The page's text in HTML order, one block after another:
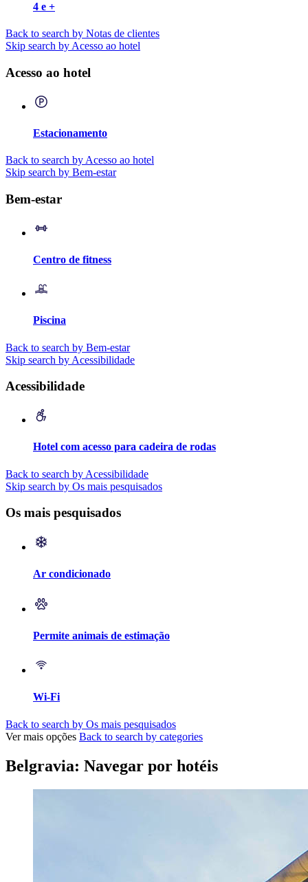
4 e +
Back to search by Notas de clientes
Skip search by Acesso ao hotel
Acesso ao hotel
Estacionamento
Back to search by Acesso ao hotel
Skip search by Bem-estar
Bem-estar
Centro de fitness
Piscina
Back to search by Bem-estar
Skip search by Acessibilidade
Acessibilidade
Hotel com acesso para cadeira de rodas
Back to search by Acessibilidade
Skip search by Os mais pesquisados
Os mais pesquisados
Ar condicionado
Permite animais de estimação
Wi-Fi
Back to search by Os mais pesquisados
Ver mais opções Back to search by categories
Belgravia: Navegar por hotéis